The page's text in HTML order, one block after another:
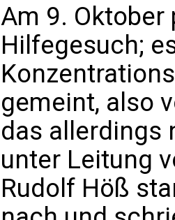
Am 9.
Hilfegesuch;
gemeint, also
das allerdings
unter Leitung
Rudolf Höß